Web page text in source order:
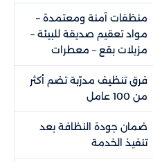
منظفات آمنة ومعتمدة –
مواد تعقيم صديقة للبيئة –
مزيلات بقع – معطرات
فرق تنظيف مدرّبة تضم أكثر
من 100 عامل
ضمان جودة النظافة بعد
تنفيذ الخدمة